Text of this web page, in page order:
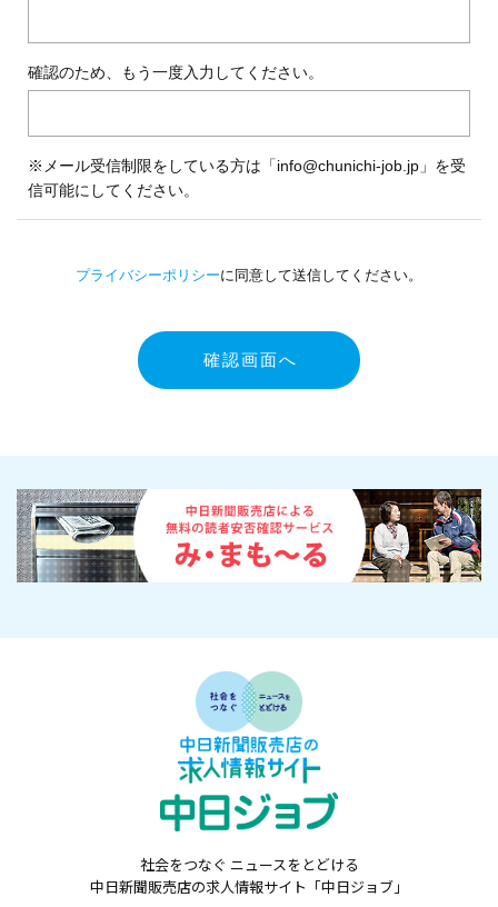
確認のため、もう一度入力してください。
※メール受信制限をしている方は「info@chunichi-job.jp」を受
信可能にしてください。
プライバシーポリシーに同意して送信してください。
確認画面へ
社会をつなぐ ニュースをとどける
中日新聞販売店の求人情報サイト「中日ジョブ」